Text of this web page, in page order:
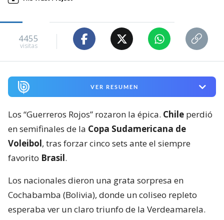
4455
visitas
VER RESUMEN
Los “Guerreros Rojos” rozaron la épica. Chile perdió
en semifinales de la Copa Sudamericana de
Voleibol, tras forzar cinco sets ante el siempre
favorito Brasil.
Los nacionales dieron una grata sorpresa en
Cochabamba (Bolivia), donde un coliseo repleto
esperaba ver un claro triunfo de la Verdeamarela.